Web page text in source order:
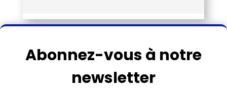
Abonnez-vous à notre
newsletter